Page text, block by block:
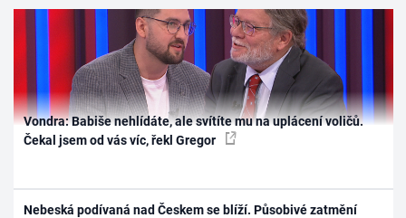
Vondra: Babiše nehlídáte, ale svítíte mu na uplácení voličů.
Čekal jsem od vás víc, řekl Gregor
Nebeská podívaná nad Českem se blíží. Působivé zatmění